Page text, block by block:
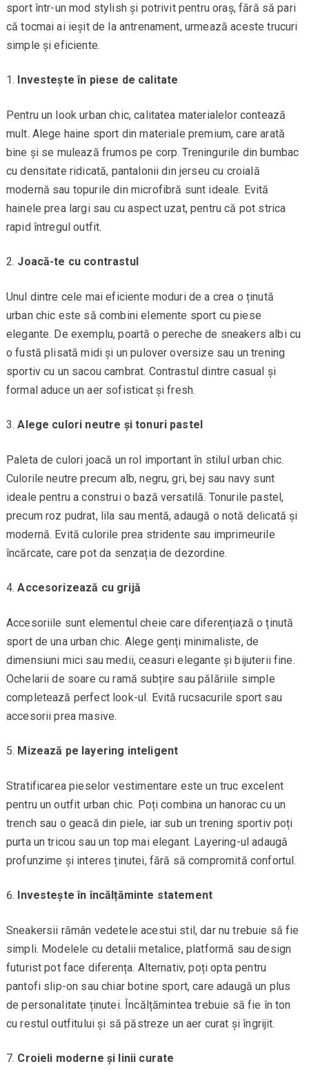
sport într-un mod stylish și potrivit pentru oraș, fără să pari
că tocmai ai ieșit de la antrenament, urmează aceste trucuri
simple și eficiente.
Investește în piese de calitate
Pentru un look urban chic, calitatea materialelor contează
mult. Alege haine sport din materiale premium, care arată
bine și se mulează frumos pe corp. Treningurile din bumbac
cu densitate ridicată, pantalonii din jerseu cu croială
modernă sau topurile din microfibră sunt ideale. Evită
hainele prea largi sau cu aspect uzat, pentru că pot strica
rapid întregul outfit.
Joacă-te cu contrastul
Unul dintre cele mai eficiente moduri de a crea o ținută
urban chic este să combini elemente sport cu piese
elegante. De exemplu, poartă o pereche de sneakers albi cu
o fustă plisată midi și un pulover oversize sau un trening
sportiv cu un sacou cambrat. Contrastul dintre casual și
formal aduce un aer sofisticat și fresh.
Alege culori neutre și tonuri pastel
Paleta de culori joacă un rol important în stilul urban chic.
Culorile neutre precum alb, negru, gri, bej sau navy sunt
ideale pentru a construi o bază versatilă. Tonurile pastel,
precum roz pudrat, lila sau mentă, adaugă o notă delicată și
modernă. Evită culorile prea stridente sau imprimeurile
încărcate, care pot da senzația de dezordine.
Accesorizează cu grijă
Accesoriile sunt elementul cheie care diferențiază o ținută
sport de una urban chic. Alege genți minimaliste, de
dimensiuni mici sau medii, ceasuri elegante și bijuterii fine.
Ochelarii de soare cu ramă subțire sau pălăriile simple
completează perfect look-ul. Evită rucsacurile sport sau
accesorii prea masive.
Mizează pe layering inteligent
Stratificarea pieselor vestimentare este un truc excelent
pentru un outfit urban chic. Poți combina un hanorac cu un
trench sau o geacă din piele, iar sub un trening sportiv poți
purta un tricou sau un top mai elegant. Layering-ul adaugă
profunzime și interes ținutei, fără să compromită confortul.
Investește în încălțăminte statement
Sneakersii rămân vedetele acestui stil, dar nu trebuie să fie
simpli. Modelele cu detalii metalice, platformă sau design
futurist pot face diferența. Alternativ, poți opta pentru
pantofi slip-on sau chiar botine sport, care adaugă un plus
de personalitate ținutei. Încălțămintea trebuie să fie în ton
cu restul outfitului și să păstreze un aer curat și îngrijit.
Croieli moderne și linii curate